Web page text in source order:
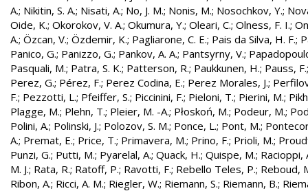
A.; Nikitin, S. A.; Nisati, A.; No, J. M.; Nonis, M.; Nosochkov, Y.;
Oide, K.; Okorokov, V. A.; Okumura, Y.; Oleari, C.; Olness, F. I.;
A.; Özcan, V.; Özdemir, K.; Pagliarone, C. E.; Pais da Silva, H. F.;
Panico, G.; Panizzo, G.; Pankov, A. A.; Pantsyrny, V.;
Pasquali, M.; Patra, S. K.; Patterson, R.; Paukkunen, H.; Pauss, F.
Perez, G.; Pérez, F.; Perez Codina, E.; Perez Morales, J.;
F.; Pezzotti, L.; Pfeiffer, S.; Piccinini, F.; Pieloni, T.; Pierini, M.;
Plagge, M.; Plehn, T.; Pleier, M. -A.; Płoskoń, M.; Podeur, M.;
Polini, A.; Polinski, J.; Polozov, S. M.; Ponce, L.; Pont, M.;
A.; Premat, E.; Price, T.; Primavera, M.; Prino, F.; Prioli, M.;
Punzi, G.; Putti, M.; Pyarelal, A.; Quack, H.; Quispe, M.; Racioppi,
M. J.; Rata, R.; Ratoff, P.; Ravotti, F.; Rebello Teles, P.; Reboud,
Ribon, A.; Ricci, A. M.; Riegler, W.; Riemann, S.; Riemann, B.;